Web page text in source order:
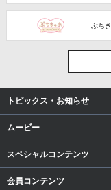
ぷち
トピックス・お知らせ
ムービー
スペシャルコンテンツ
会員コンテンツ